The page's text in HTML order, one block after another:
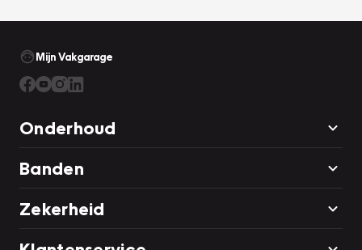
Onze algemene voorwaarden vindt uhier
Mijn Vakgarage
Onderhoud
Banden
Zekerheid